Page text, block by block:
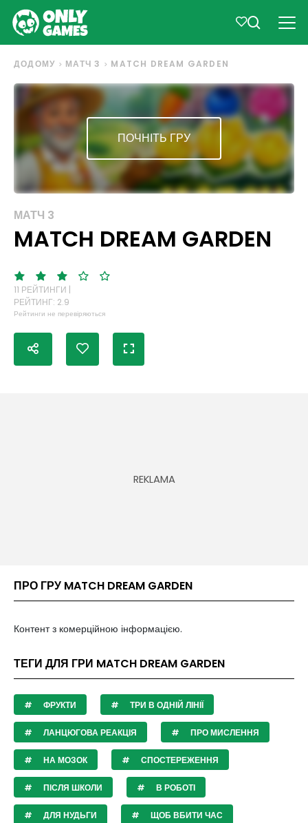
ДОДОМУ МАТЧ 3 MATCH DREAM GARDEN
ПОЧНІТЬ ГРУ
МАТЧ 3
MATCH DREAM GARDEN
11 РЕЙТИНГИ |
РЕЙТИНГ: 2.9
Рейтинги не перевіряються
ПРО ГРУ MATCH DREAM GARDEN
Контент з комерційною інформацією.
ТЕГИ ДЛЯ ГРИ MATCH DREAM GARDEN
ФРУКТИ ТРИ В ОДНІЙ ЛІНІЇ
ЛАНЦЮГОВА РЕАКЦІЯ ПРО МИСЛЕННЯ
НА МОЗОК СПОСТЕРЕЖЕННЯ
ПІСЛЯ ШКОЛИ В РОБОТІ
ДЛЯ НУДЬГИ ЩОБ ВБИТИ ЧАС